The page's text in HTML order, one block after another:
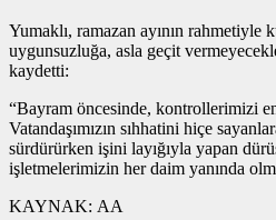
Yumaklı, ramazan ayının rahmetiyle
uygunsuzluğa, asla geçit
kaydetti:
“Bayram öncesinde, kontrollerimizi
Vatandaşımızın sıhhatini hiçe
sürdürürken işini layığıyla yapan
işletmelerimizin her daim yanında
KAYNAK: AA